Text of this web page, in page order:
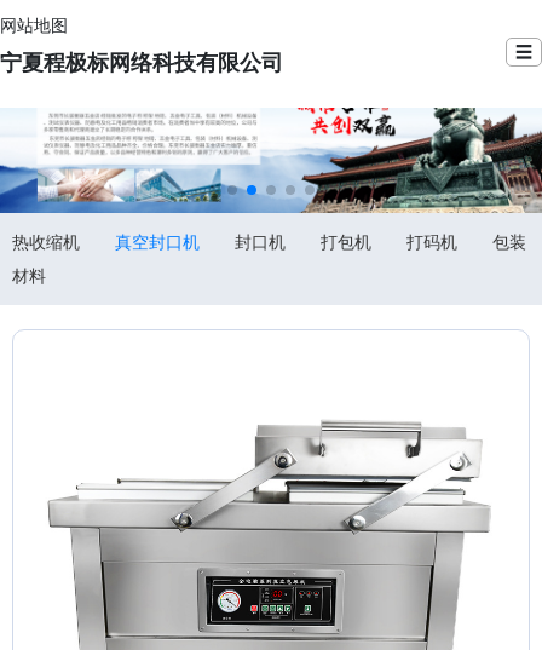
网站地图
宁夏程极标网络科技有限公司 ☰
热收缩机 真空封口机 封口机 打包机 打码机
包装
材料